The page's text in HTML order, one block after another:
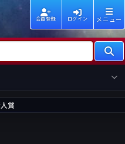
会員登録 ログイン メニュー
賞